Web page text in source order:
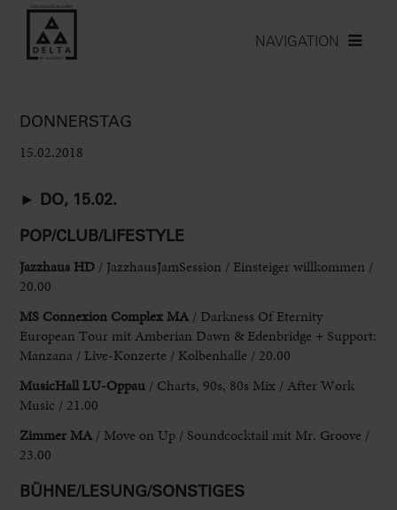
NAVIGATION
DONNERSTAG
15.02.2018
► DO, 15.02.
POP/CLUB/LIFESTYLE
Jazzhaus HD / JazzhausJamSession / Einsteiger willkommen /
20.00
MS Connexion Complex MA / Darkness Of Eternity
European Tour mit Amberian Dawn & Edenbridge + Support:
Manzana / Live-Konzerte / Kolbenhalle / 20.00
MusicHall LU-Oppau / Charts, 90s, 80s Mix / After Work
Music / 21.00
Zimmer MA / Move on Up / Soundcocktail mit Mr. Groove /
23.00
BÜHNE/LESUNG/SONSTIGES